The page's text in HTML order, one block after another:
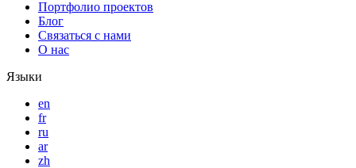
Портфолио проектов
Блог
Связаться с нами
О нас
Языки
en
fr
ru
ar
zh